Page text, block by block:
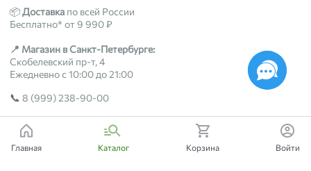
📦Доставка по всей России
Бесплатно* от 9 990 ₽
📍 Магазин в Санкт-Петербурге:
Скобелевский пр-т, 4
Ежедневно с 10:00 до 21:00
📞 8 (999) 238-90-00
2018-2026 © kmf78.ru
Главная Каталог Корзина Войти